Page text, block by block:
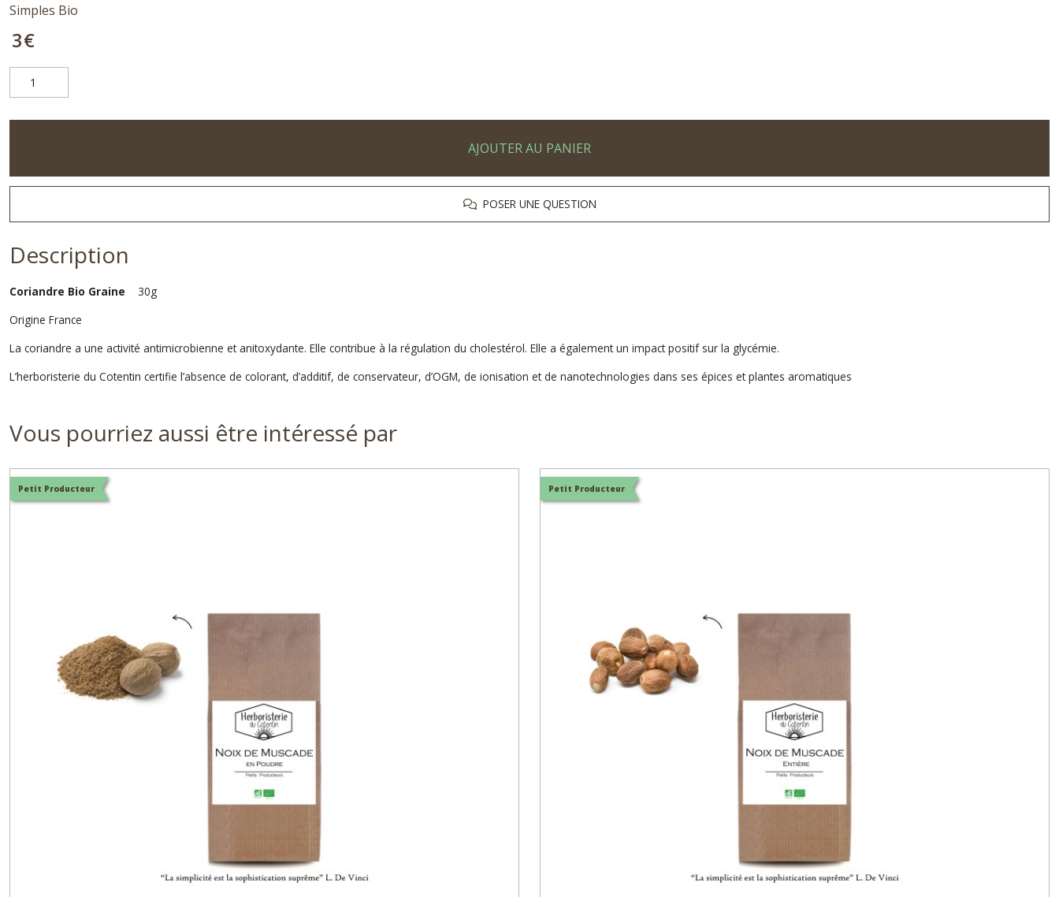
Simples Bio
3€
AJOUTER AU PANIER
POSER UNE QUESTION
Description
Coriandre Bio Graine 30g
Origine France
La coriandre a une activité antimicrobienne et anitoxydante. Elle contribue à la régulation du cholestérol. Elle a également un impact positif sur la glycémie.
L’herboristerie du Cotentin certifie l’absence de colorant, d’additif, de conservateur, d’OGM, de ionisation et de nanotechnologies dans ses épices et plantes aromatiques
Vous pourriez aussi être intéressé par
Petit Producteur Petit Producteur